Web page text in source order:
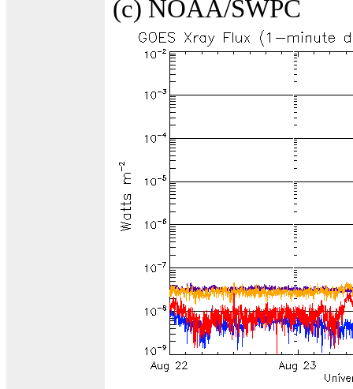
(c) NOAA/SWPC